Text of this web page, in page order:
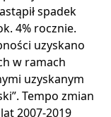
spadek
4% rocznie.
uzyskano
w ramach
uzyskanym
Tempo zmian
2007-2019